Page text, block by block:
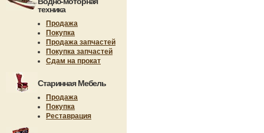
техника
Продажа
Покупка
Продажа запчастей
Покупка запчастей
Сдам на прокат
Старинная Мебель
Продажа
Покупка
Реставрация